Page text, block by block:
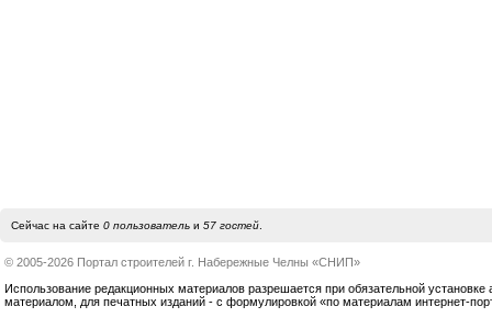
Сейчас на сайте 0 пользовательи 57 гостей.
© 2005-2026 Портал строителей г. Набережные Челны «СНИП»
Использование редакционных материалов разрешается при обязательной установке
материалом, для печатных изданий - с формулировкой «по материалам интернет-